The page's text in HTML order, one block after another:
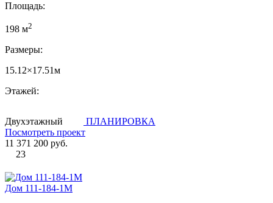
Площадь:
198 м2
Размеры:
15.12×17.51м
Этажей:
Двухэтажный
ПЛАНИРОВКА
Посмотреть проект
11 371 200 руб.
23
Дом 111-184-1М